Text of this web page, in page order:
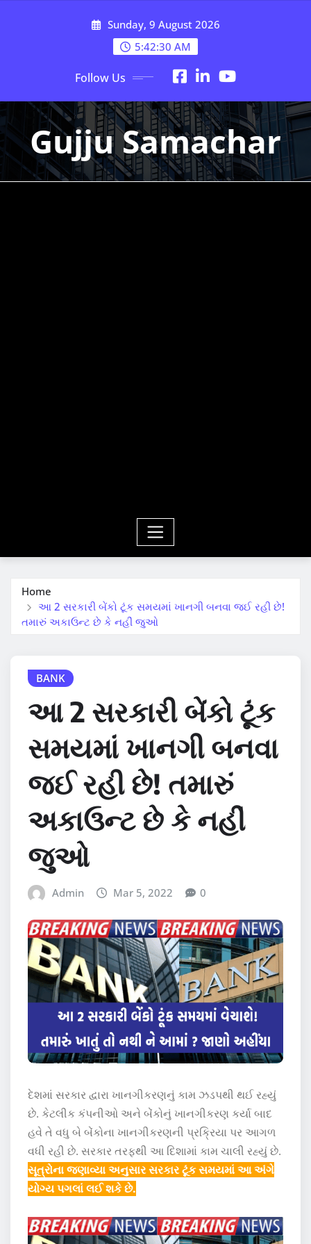
Sunday, 9 August 2026
5:42:32 AM
Follow Us
Gujju Samachar
Home
આ 2 સરકારી બેંકો ટૂંક સમયમાં ખાનગી બનવા જઈ રહી છે!
તમારું અકાઉન્ટ છે કે નહીં જુઓ
BANK
આ 2 સરકારી બેંકો ટૂંક
સમયમાં ખાનગી બનવા
જઈ રહી છે! તમારું
અકાઉન્ટ છે કે નહીં
જુઓ
Admin Mar 5, 2022 0
દેશમાં સરકાર દ્વારા ખાનગીકરણનું કામ ઝડપથી થઈ રહ્યું
છે. કેટલીક કંપનીઓ અને બેંકોનું ખાનગીકરણ કર્યા બાદ
હવે તે વધુ બે બેંકોના ખાનગીકરણની પ્રક્રિયા પર આગળ
વધી રહી છે. સરકાર તરફથી આ દિશામાં કામ ચાલી રહ્યું છે.
સૂત્રોના જણાવ્યા અનુસાર સરકાર ટૂંક સમયમાં આ અંગે
યોગ્ય પગલાં લઈ શકે છે.